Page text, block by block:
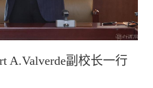
A.Valverde副校长一行